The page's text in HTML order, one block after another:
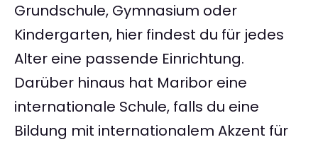
Grundschule, Gymnasium oder
Kindergarten, hier findest du für jedes
Alter eine passende Einrichtung.
Darüber hinaus hat Maribor eine
internationale Schule, falls du eine
Bildung mit internationalem Akzent für